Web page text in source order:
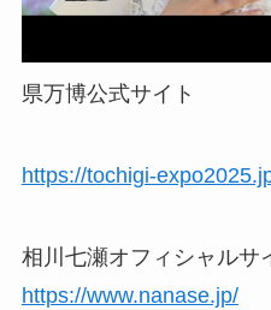
県万博公式サイト
https://tochigi-
相川七瀬オフィシャルサ
https://www.nanase.jp/